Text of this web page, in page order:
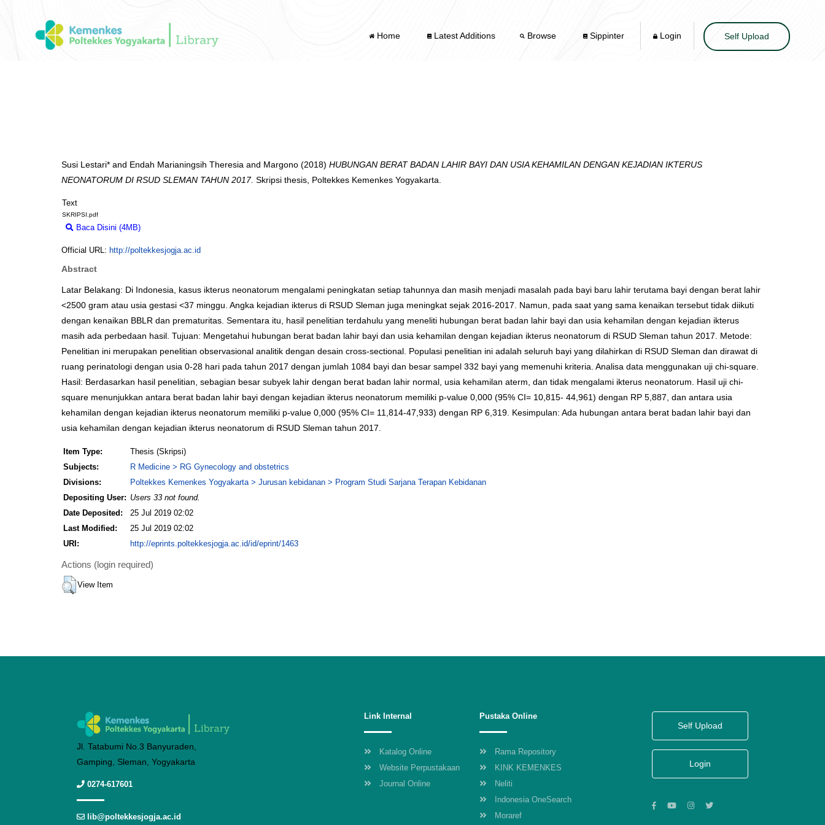
Home Latest Additions Browse Sippinter Login Self Upload
Susi Lestari* and Endah Marianingsih Theresia and Margono (2018) HUBUNGAN BERAT BADAN LAHIR BAYI DAN USIA KEHAMILAN DENGAN KEJADIAN IKTERUS
NEONATORUM DI RSUD SLEMAN TAHUN 2017. Skripsi thesis, Poltekkes Kemenkes Yogyakarta.
Text
SKRIPSI.pdf
Baca Disini (4MB)
Official URL: http://poltekkesjogja.ac.id
Abstract
Latar Belakang: Di Indonesia, kasus ikterus neonatorum mengalami peningkatan setiap tahunnya dan masih menjadi masalah pada bayi baru lahir terutama bayi dengan berat lahir
<2500 gram atau usia gestasi <37 minggu. Angka kejadian ikterus di RSUD Sleman juga meningkat sejak 2016-2017. Namun, pada saat yang sama kenaikan tersebut tidak diikuti
dengan kenaikan BBLR dan prematuritas. Sementara itu, hasil penelitian terdahulu yang meneliti hubungan berat badan lahir bayi dan usia kehamilan dengan kejadian ikterus
masih ada perbedaan hasil. Tujuan: Mengetahui hubungan berat badan lahir bayi dan usia kehamilan dengan kejadian ikterus neonatorum di RSUD Sleman tahun 2017. Metode:
Penelitian ini merupakan penelitian observasional analitik dengan desain cross-sectional. Populasi penelitian ini adalah seluruh bayi yang dilahirkan di RSUD Sleman dan dirawat di
ruang perinatologi dengan usia 0-28 hari pada tahun 2017 dengan jumlah 1084 bayi dan besar sampel 332 bayi yang memenuhi kriteria. Analisa data menggunakan uji chi-square.
Hasil: Berdasarkan hasil penelitian, sebagian besar subyek lahir dengan berat badan lahir normal, usia kehamilan aterm, dan tidak mengalami ikterus neonatorum. Hasil uji chi-
square menunjukkan antara berat badan lahir bayi dengan kejadian ikterus neonatorum memiliki p-value 0,000 (95% CI= 10,815- 44,961) dengan RP 5,887, dan antara usia
kehamilan dengan kejadian ikterus neonatorum memiliki p-value 0,000 (95% CI= 11,814-47,933) dengan RP 6,319. Kesimpulan: Ada hubungan antara berat badan lahir bayi dan
usia kehamilan dengan kejadian ikterus neonatorum di RSUD Sleman tahun 2017.
Item Type:
Thesis (Skripsi)
Subjects:
R Medicine > RG Gynecology and obstetrics
Divisions:
Poltekkes Kemenkes Yogyakarta > Jurusan kebidanan > Program Studi Sarjana Terapan Kebidanan
Depositing User: Users 33 not found.
Date Deposited:
25 Jul 2019 02:02
Last Modified:
25 Jul 2019 02:02
URI:
http://eprints.poltekkesjogja.ac.id/id/eprint/1463
Actions (login required)
View Item
Jl. Tatabumi No.3 Banyuraden,
Gamping, Sleman, Yogyakarta
0274-617601
lib@poltekkesjogja.ac.id
Link Internal
Katalog Online
Website Perpustakaan
Journal Online
Pustaka Online
Rama Repository
KINK KEMENKES
Neliti
Indonesia OneSearch
Moraref
Self Upload
Login